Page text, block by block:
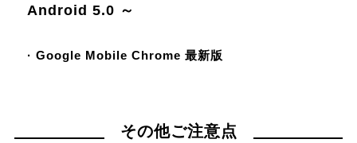
Android 5.0 ～
· Google Mobile Chrome 最新版
その他ご注意点